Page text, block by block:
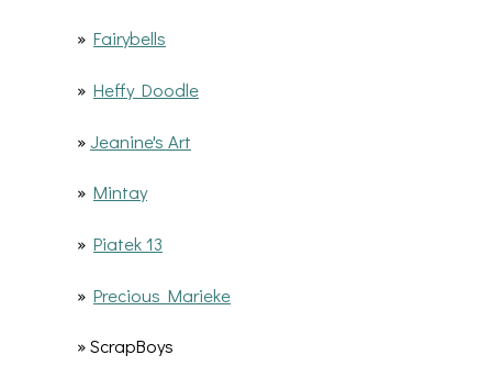
» Fairybells
» Heffy Doodle
»Jeanine's Art
» Mintay
» Piatek 13
» Precious Marieke
» ScrapBoys